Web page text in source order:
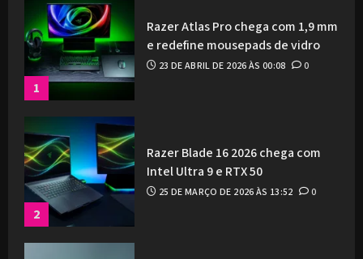
1
Razer Atlas Pro chega com 1,9 mm
e redefine mousepads de vidro
23 DE ABRIL DE 2026 ÀS 00:08 0
2
Razer Blade 16 2026 chega com
Intel Ultra 9 e RTX 50
25 DE MARÇO DE 2026 ÀS 13:52 0